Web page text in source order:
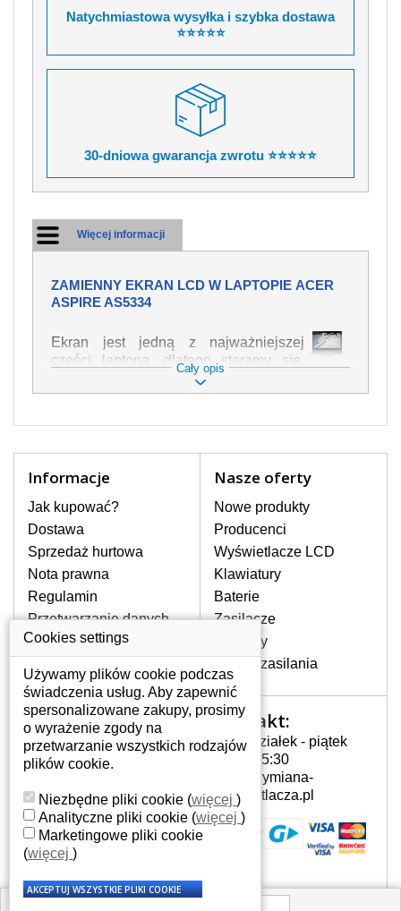
Natychmiastowa wysyłka i szybka dostawa
⭐⭐⭐⭐⭐
30-dniowa gwarancja zwrotu ⭐⭐⭐⭐⭐
Więcej informacji
ZAMIENNY EKRAN LCD W LAPTOPIE ACER
ASPIRE AS5334
Ekran jest jedną z najważniejszej
części laptopa, dlatego staramy się,
żeby był jak najwyższej jakości. Służy
on do wyświetlania tekstu lub obrazu w
z nim z jak największą ostrożnością. Do
zaliczyć uszkodzenia mechaniczne np.
rozbity lub pęknięty ekran, następnie
pojawiające się pionowe pasy, ciemny
ekran, migotanie lub nierównomierną
jasność ekranu.
NAJWYŻSZEJ JAKOŚCI!
W naszym magazynie przez
cały okres gwarancji posiadamy
wyłącznie wysokiej jakości
oryginalne matryce klasy A+ bez
wadliwych pikseli.
JAK WYBRAĆ ODPOWIEDNI EKRAN
DO LAPTOPA ACER ASPIRE AS5334?
Odpowiedni ekran można dobrać do
konkretnego modelu laptopa, którego
oznaczenie można znaleźć na naklejce
na spodzie laptopa lub pod baterią, bywa
również umieszczone na ramkach lub
pęknięty ekran został zdemontowany, w
Cały opis
Informacje
Jak kupować?
Dostawa
Sprzedaż hurtowa
Nota prawna
Regulamin
Przetwarzanie danych
osobowych
Gdzie nas znajdziesz
Nasze oferty
Nowe produkty
Producenci
Wyświetlacze LCD
Klawiatury
Baterie
Zasilacze
Zawiasy
Złącza zasilania
Twoje konto
Twoje konto
Dane osobowe
Adresy
Historia zamówień
Kontakt:
Poniedziałek - piątek
7:00 - 15:30
info@wymiana-
wyswietlacza.pl
Cookies settings
Używamy plików cookie podczas
świadczenia usług. Aby zapewnić
spersonalizowane zakupy, prosimy
o wyrażenie zgody na
przetwarzanie wszystkich rodzajów
plików cookie.
Niezbędne pliki cookie (więcej )
Analityczne pliki cookie (więcej )
Marketingowe pliki cookie
(więcej )